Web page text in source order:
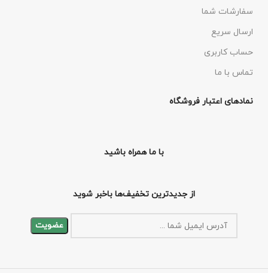
سفارشات شما
ارسال سریع
حساب کاربری
تماس با ما
نمادهای اعتبار فروشگاه
با ما همراه باشید
از جدیدترین تخفیف‌ها باخبر شوید